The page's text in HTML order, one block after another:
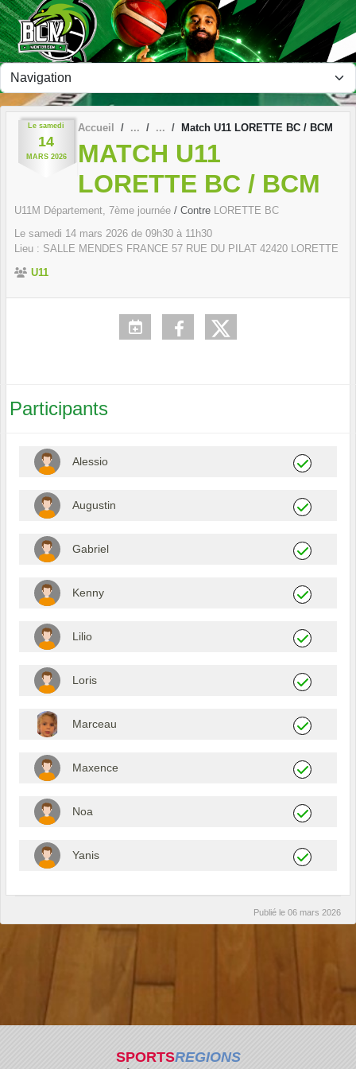
Le samedi
14
MARS 2026
Accueil Match U11 LORETTE BC / BCM
MATCH U11
LORETTE BC / BCM
U11M Département, 7ème journée / Contre LORETTE BC
Le samedi 14 mars 2026 de 09h30 à 11h30
Lieu : SALLE MENDES FRANCE 57 RUE DU PILAT 42420 LORETTE
U11
Participants
Alessio
Augustin
Gabriel
Kenny
Lilio
Loris
Marceau
Maxence
Noa
Yanis
Publié le 06 mars 2026
SPORTSREGIONS
Panneau de gestion des cookies